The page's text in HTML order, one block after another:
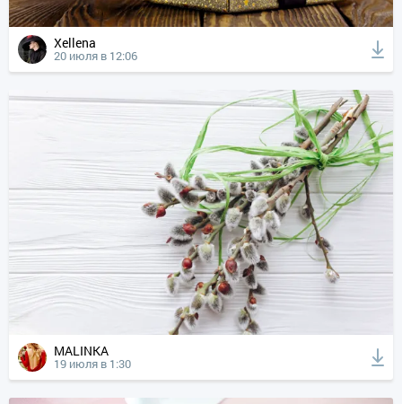
Xellena
20 июля в 12:06
MALINKA
19 июля в 1:30